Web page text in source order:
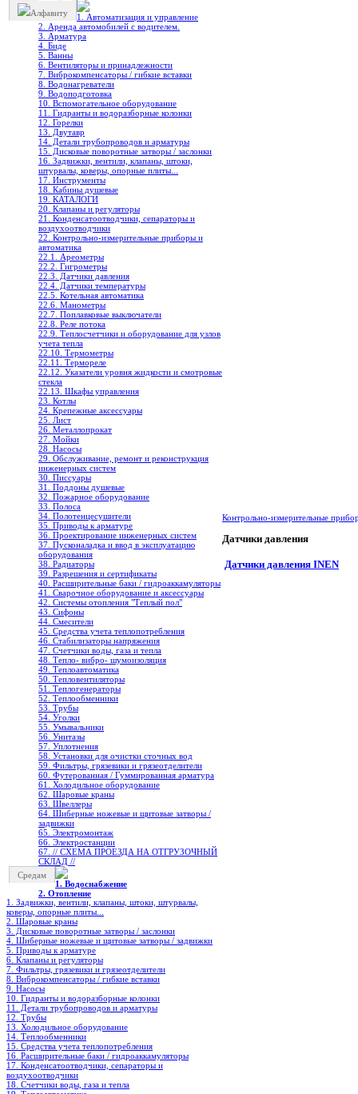
Алфавиту
1. Автоматизация и управление
2. Аренда автомобилей с водителем.
3. Арматура
4. Биде
5. Ванны
6. Вентиляторы и принадлежности
7. Виброкомпенсаторы / гибкие вставки
8. Водонагреватели
9. Водоподготовка
10. Вспомогательное оборудование
11. Гидранты и водоразборные колонки
12. Горелки
13. Двутавр
14. Детали трубопроводов и арматуры
15. Дисковые поворотные затворы / заслонки
16. Задвижки, вентили, клапаны, штоки,
штурвалы, коверы, опорные плиты...
17. Инструменты
18. Кабины душевые
19. КАТАЛОГИ
20. Клапаны и регуляторы
21. Конденсатоотводчики, сепараторы и
воздухоотводчики
22. Контрольно-измерительные приборы и
автоматика
22.1. Ареометры
22.2. Гигрометры
22.3. Датчики давления
22.4. Датчики температуры
22.5. Котельная автоматика
22.6. Манометры
22.7. Поплавковые выключатели
22.8. Реле потока
22.9. Теплосчетчики и оборудование для узлов
учета тепла
22.10. Термометры
22.11. Термореле
22.12. Указатели уровня жидкости и смотровые
стекла
22.13. Шкафы управления
23. Котлы
24. Крепежные аксессуары
25. Лист
26. Металлопрокат
27. Мойки
28. Насосы
29. Обслуживание, ремонт и реконструкция
инженерных систем
30. Писсуары
31. Поддоны душевые
32. Пожарное оборудование
33. Полоса
34. Полотенцесушители
35. Приводы к арматуре
36. Проектирование инженерных систем
37. Пусконаладка и ввод в эксплуатацию
оборудования
38. Радиаторы
39. Разрешения и сертификаты
40. Расширительные баки / гидроаккамуляторы
41. Сварочное оборудование и аксессуары
42. Системы отопления "Теплый пол"
43. Сифоны
44. Смесители
45. Средства учета теплопотребления
46. Стабилизаторы напряжения
47. Счетчики воды, газа и тепла
48. Тепло- вибро- шумоизоляция
49. Теплоавтоматика
50. Тепловентиляторы
51. Теплогенераторы
52. Теплообменники
53. Трубы
54. Уголки
55. Умывальники
56. Унитазы
57. Уплотнения
58. Установки для очистки сточных вод
59. Фильтры, грязевики и грязеотделители
60. Футерованная / Гуммированная арматура
61. Холодильное oборудование
62. Шаровые краны
63. Швеллеры
64. Шиберные ножевые и щитовые затворы /
задвижки
65. Электромонтаж
66. Электростанции
67. // СХЕМА ПРОЕЗДА НА ОТГРУЗОЧНЫЙ
СКЛАД //
Средам
1. Водоснабжение
2. Отопление
1. Задвижки, вентили, клапаны, штоки, штурвалы,
коверы, опорные плиты...
2. Шаровые краны
3. Дисковые поворотные затворы / заслонки
4. Шиберные ножевые и щитовые затворы / задвижки
5. Приводы к арматуре
6. Клапаны и регуляторы
7. Фильтры, грязевики и грязеотделители
8. Виброкомпенсаторы / гибкие вставки
9. Насосы
10. Гидранты и водоразборные колонки
11. Детали трубопроводов и арматуры
12. Трубы
13. Холодильное oборудование
14. Теплообменники
15. Средства учета теплопотребления
16. Расширительные баки / гидроаккамуляторы
17. Конденсатоотводчики, сепараторы и
воздухоотводчики
18. Счетчики воды, газа и тепла
Контрольно-измерительные
Датчики давления
Датчики давления INEN